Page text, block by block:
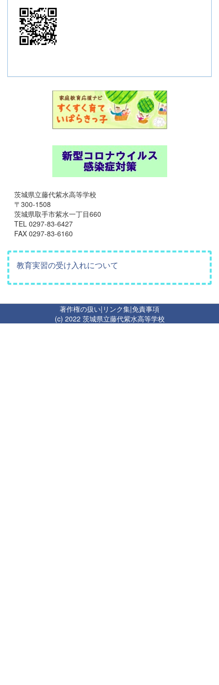
茨城県立藤代紫水高等学校
〒300-1508
茨城県取手市紫水一丁目660
TEL 0297-83-6427
FAX 0297-83-6160
教育実習の受け入れについて
著作権の扱い| リンク集|免責事項
(c) 2022 茨城県立藤代紫水高等学校